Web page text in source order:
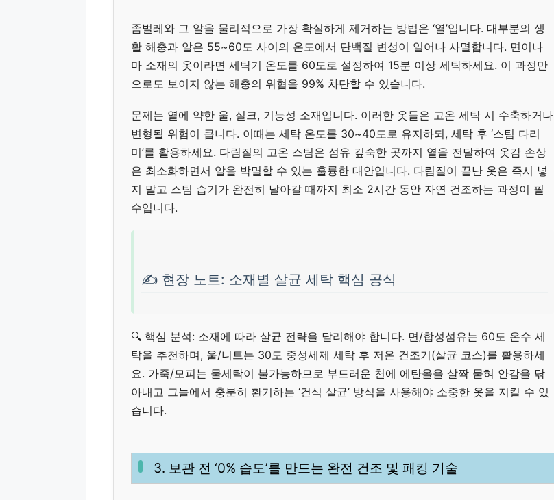
좀벌레와 그 알을 물리적으로 가장 확실하게 제거하는 방법은 ‘열’입니다. 대부분의 생
활 해충과 알은 55~60도 사이의 온도에서 단백질 변성이 일어나 사멸합니다. 면이나
마 소재의 옷이라면 세탁기 온도를 60도로 설정하여 15분 이상 세탁하세요. 이 과정만
으로도 보이지 않는 해충의 위협을 99% 차단할 수 있습니다.
문제는 열에 약한 울, 실크, 기능성 소재입니다. 이러한 옷들은 고온 세탁 시 수축하거나
변형될 위험이 큽니다. 이때는 세탁 온도를 30~40도로 유지하되, 세탁 후 ‘스팀 다리
미’를 활용하세요. 다림질의 고온 스팀은 섬유 깊숙한 곳까지 열을 전달하여 옷감 손상
은 최소화하면서 알을 박멸할 수 있는 훌륭한 대안입니다. 다림질이 끝난 옷은 즉시 넣
지 말고 스팀 습기가 완전히 날아갈 때까지 최소 2시간 동안 자연 건조하는 과정이 필
수입니다.
✍️ 현장 노트: 소재별 살균 세탁 핵심 공식
🔍 핵심 분석: 소재에 따라 살균 전략을 달리해야 합니다. 면/합성섬유는 60도 온수 세
탁을 추천하며, 울/니트는 30도 중성세제 세탁 후 저온 건조기(살균 코스)를 활용하세
요. 가죽/모피는 물세탁이 불가능하므로 부드러운 천에 에탄올을 살짝 묻혀 안감을 닦
아내고 그늘에서 충분히 환기하는 ‘건식 살균’ 방식을 사용해야 소중한 옷을 지킬 수 있
습니다.
3. 보관 전 ‘0% 습도’를 만드는 완전 건조 및 패킹 기술